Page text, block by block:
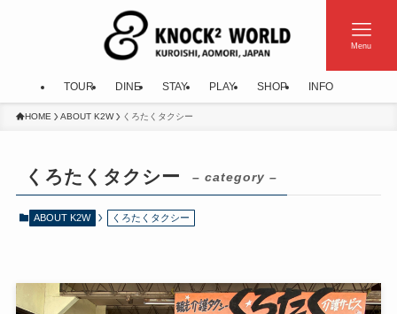
Menu
TOUR DINE STAY PLAY SHOP INFO
HOME ABOUT K2W くろたくタクシー
くろたくタクシー – category –
ABOUT K2W くろたくタクシー